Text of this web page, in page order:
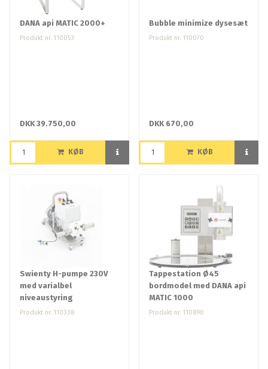
DANA api MATIC 2000+
Produkt nr. 110053
DKK 39.750,00
KØB
Bubble minimize dysesæt
Produkt nr. 110070
DKK 670,00
KØB
Swienty H-pumpe 230V
med varialbel
niveaustyring
Produkt nr. 110338
Tappestation Ø45
bordmodel med DANA api
MATIC 1000
Produkt nr. 110890